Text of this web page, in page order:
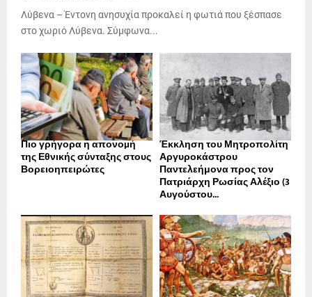
Λύβενα – Έντονη ανησυχία προκαλεί η φωτιά που ξέσπασε
στο χωριό Λύβενα. Σύμφωνα...
Πιο γρήγορα η απονοµή
της Εθνικής σύνταξης στους
Βορειοηπειρώτες
Έκκληση του Μητροπολίτη
Αργυροκάστρου
Παντελεήμονα προς τον
Πατριάρχη Ρωσίας Αλέξιο (3
Αυγούστου...